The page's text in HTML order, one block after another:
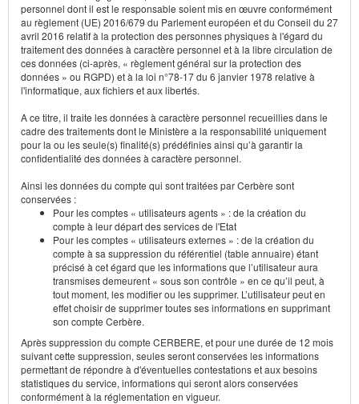
personnel dont il est le responsable soient mis en œuvre conformément
au règlement (UE) 2016/679 du Parlement européen et du Conseil du 27
avril 2016 relatif à la protection des personnes physiques à l'égard du
traitement des données à caractère personnel et à la libre circulation de
ces données (ci-après, « règlement général sur la protection des
données » ou RGPD) et à la loi n°78-17 du 6 janvier 1978 relative à
l'informatique, aux fichiers et aux libertés.
A ce titre, il traite les données à caractère personnel recueillies dans le
cadre des traitements dont le Ministère a la responsabilité uniquement
pour la ou les seule(s) finalité(s) prédéfinies ainsi qu’à garantir la
confidentialité des données à caractère personnel.
Ainsi les données du compte qui sont traitées par Cerbère sont
conservées :
Pour les comptes « utilisateurs agents » : de la création du
compte à leur départ des services de l'Etat
Pour les comptes « utilisateurs externes » : de la création du
compte à sa suppression du référentiel (table annuaire) étant
précisé à cet égard que les informations que l’utilisateur aura
transmises demeurent « sous son contrôle » en ce qu’il peut, à
tout moment, les modifier ou les supprimer. L’utilisateur peut en
effet choisir de supprimer toutes ses informations en supprimant
son compte Cerbère.
Après suppression du compte CERBERE, et pour une durée de 12 mois
suivant cette suppression, seules seront conservées les informations
permettant de répondre à d'éventuelles contestations et aux besoins
statistiques du service, informations qui seront alors conservées
conformément à la réglementation en vigueur.